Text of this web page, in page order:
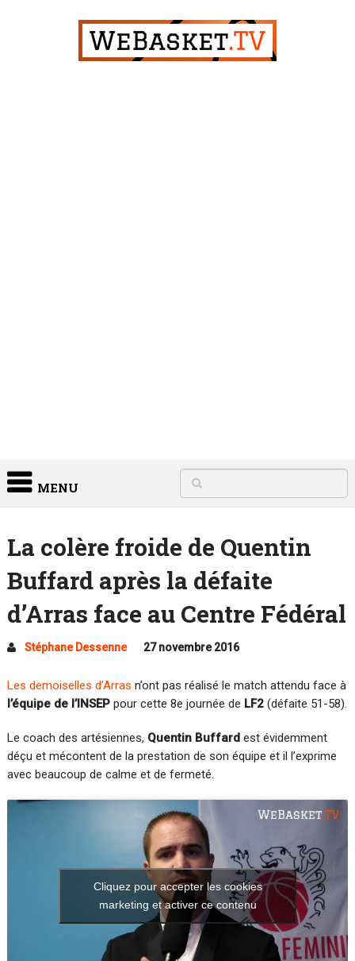
MENU
La colère froide de Quentin
Buffard après la défaite
d’Arras face au Centre Fédéral
Stéphane Dessenne 27 novembre 2016
Les demoiselles d’Arras n’ont pas réalisé le match attendu face à
l’équipe de l’INSEPpour cette 8e journée de LF2(défaite 51-58).
Le coach des artésiennes, Quentin Buffardest évidemment
déçu et mécontent de la prestation de son équipe et il l’exprime
avec beaucoup de calme et de fermeté.
Cliquez pour accepter les cookies
marketing et activer ce contenu